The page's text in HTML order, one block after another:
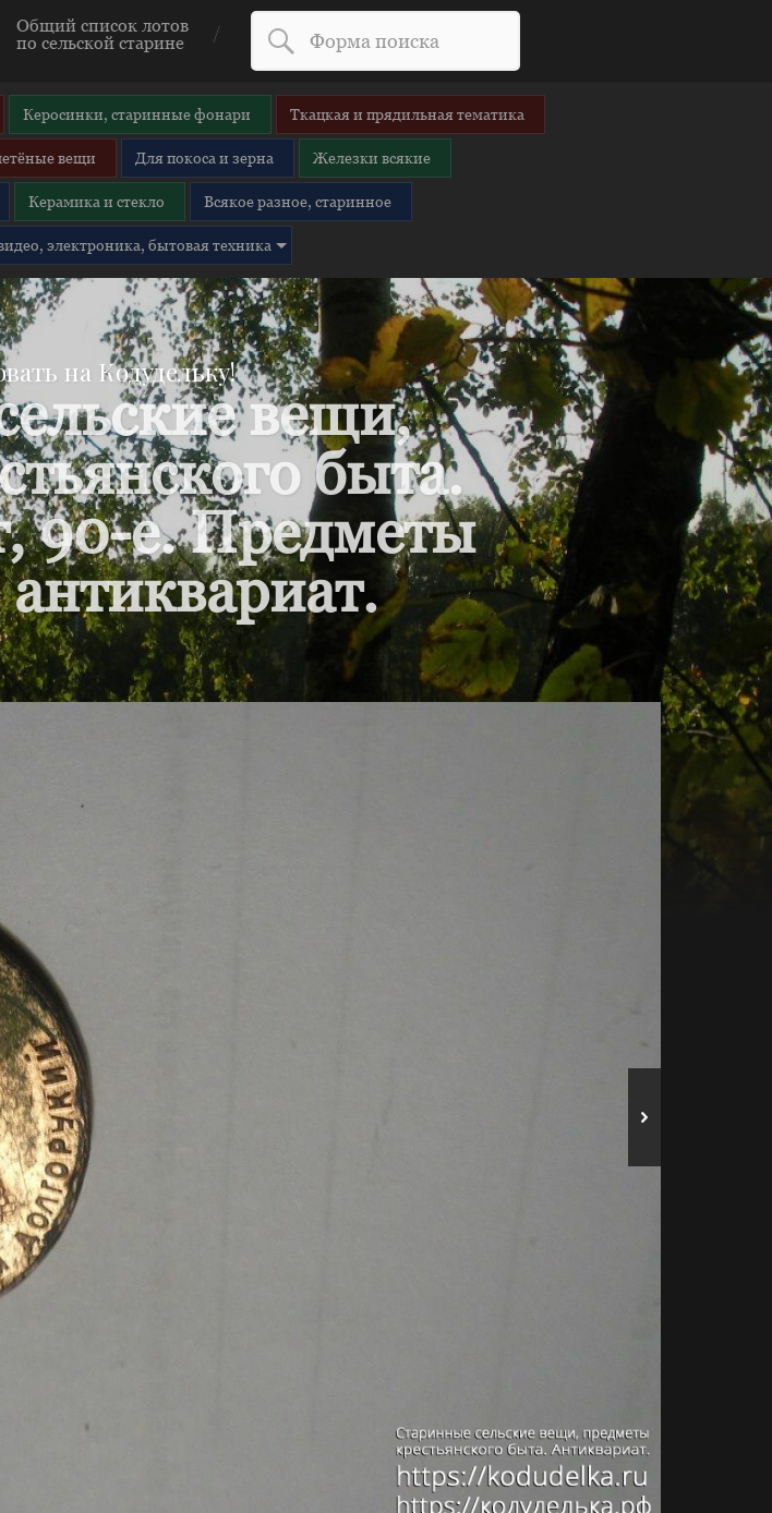
Общий список лотов
по сельской старине
Керосинки, старинные фонари Ткацкая и прядильная тематика
вещи Для покоса и зерна Железки всякие
Керамика и стекло Всякое разное, старинное
электроника, бытовая техника
на Кодудельку!
вещи,
быта.
90-е. Предметы